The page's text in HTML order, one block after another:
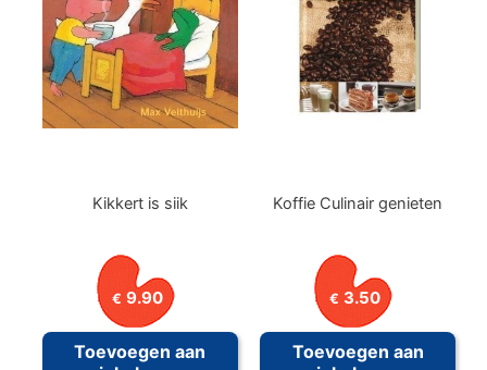
Kikkert is siik
€ 9.90
Toevoegen aan
Koffie Culinair genieten
€ 3.50
Toevoegen aan